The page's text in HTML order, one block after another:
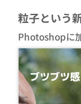
粒子という
Photoshopに